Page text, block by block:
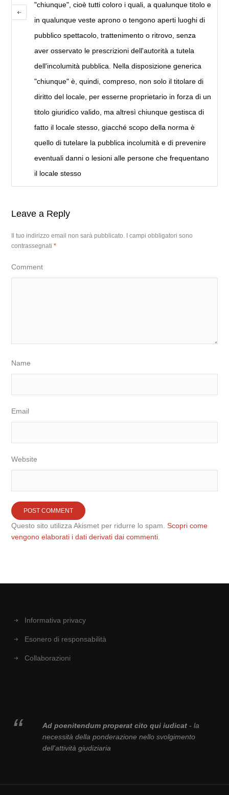
"chiunque", cioè tutti coloro i quali, a qualunque titolo e
in qualunque veste aprono o tengono aperti luoghi di
pubblico spettacolo, trattenimento o ritrovo, senza
aver osservato le prescrizioni dell'autorità a tutela
dell'incolumità pubblica. Nella disposizione generica
"chiunque" è, quindi, compreso, non solo il titolare di
diritto del locale, per esserne proprietario in forza di un
titolo giuridico valido, ma altresì chiunque gestisca di
fatto il locale stesso, giacché scopo della norma è
quello di tutelare la pubblica incolumità e di prevenire
eventuali danni o lesioni alle persone che frequentano
il locale stesso
Leave a Reply
Il tuo indirizzo email non sarà pubblicato.
I campi obbligatori sono
contrassegnati*
Comment
Name
Email
Website
Questo sito utilizza Akismet per ridurre lo spam.Scopri come
vengono elaborati i dati derivati dai commenti
Informativa privacy
Esonero di responsabilità
Collaborazioni
Ad poenitendum properat cito qui iudicat- la
necessità della ponderazione nello svolgimento
dell'attività giudiziaria